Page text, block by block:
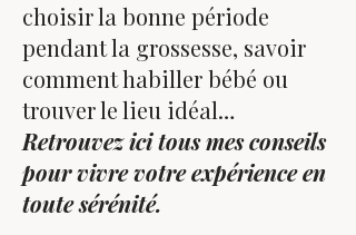
choisir la bonne période
pendant la grossesse, savoir
comment habiller bébé ou
trouver le lieu idéal…
Retrouvez ici tous mes conseils
pour vivre votre expérience en
toute sérénité.